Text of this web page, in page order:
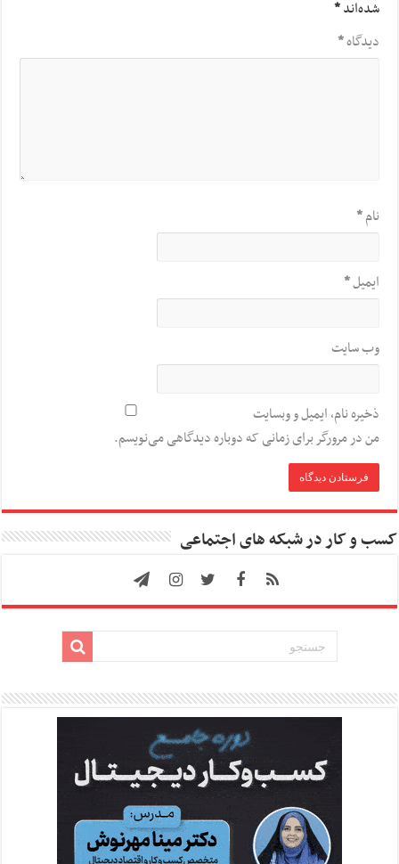
شده‌اند*
دیدگاه*
نام*
ایمیل*
وب‌ سایت
ذخیره نام، ایمیل و وبسایت
من در مرورگر برای زمانی که دوباره دیدگاهی می‌نویسم.
کسب و کار در شبکه های اجتماعی